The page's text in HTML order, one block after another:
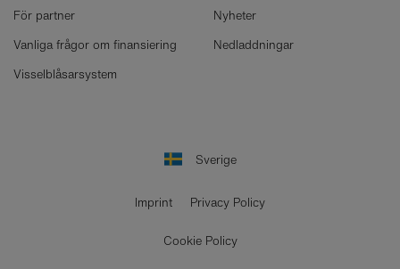
För partner
Vanliga frågor om finansiering
Visselblåsarsystem
Nyheter
Nedladdningar
Sverige
Imprint Privacy Policy
Cookie Policy